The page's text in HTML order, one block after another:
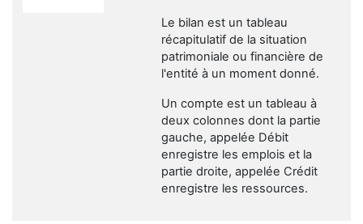
Le bilan est un tableau
récapitulatif de la situation
patrimoniale ou financière de
l'entité à un moment donné.
Un compte est un tableau à
deux colonnes dont la partie
gauche, appelée Débit
enregistre les emplois et la
partie droite, appelée Crédit
enregistre les ressources.